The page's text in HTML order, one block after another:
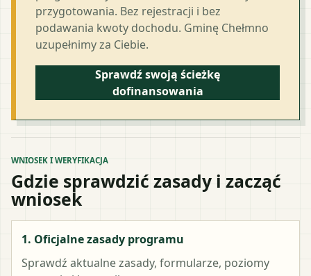
przygotowania. Bez rejestracji i bez
podawania kwoty dochodu. Gminę Chełmno
uzupełnimy za Ciebie.
Sprawdź swoją ścieżkę
dofinansowania
WNIOSEK I WERYFIKACJA
Gdzie sprawdzić zasady i zacząć
wniosek
1. Oficjalne zasady programu
Sprawdź aktualne zasady, formularze, poziomy